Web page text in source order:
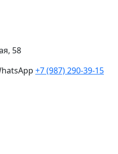
58
+7 (987) 290-39-15